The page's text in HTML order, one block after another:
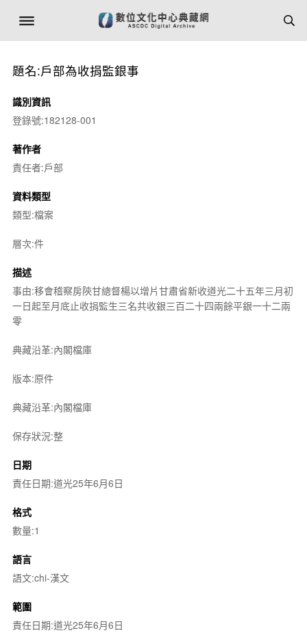
題名:戶部為收捐監銀事
識別資訊
登錄號:182128-001
著作者
責任者:戶部
資料類型
類型:檔案
層次:件
描述
事由:移會稽察房陝甘總督楊以增片甘肅省新收道光二十五年三月初
一日起至月底止收捐監生三名共收銀三百二十四兩餘平銀一十二兩
零
典藏沿革:內閣檔庫
版本:原件
典藏沿革:內閣檔庫
保存狀況:整
日期
責任日期:道光25年6月6日
格式
數量:1
語言
語文:chi-漢文
範圍
責任日期:道光25年6月6日